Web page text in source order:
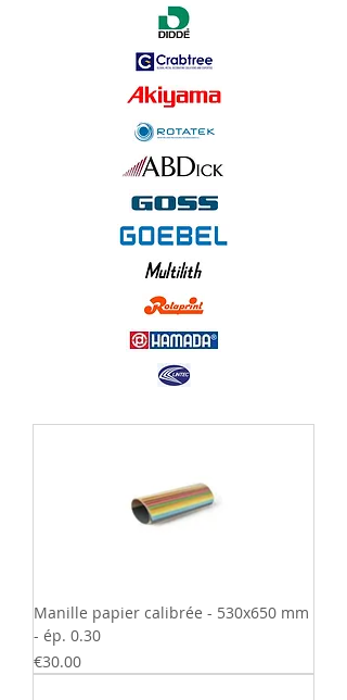
Manille papier calibrée - 530x650 mm
- ép. 0.30
Price
€30.00